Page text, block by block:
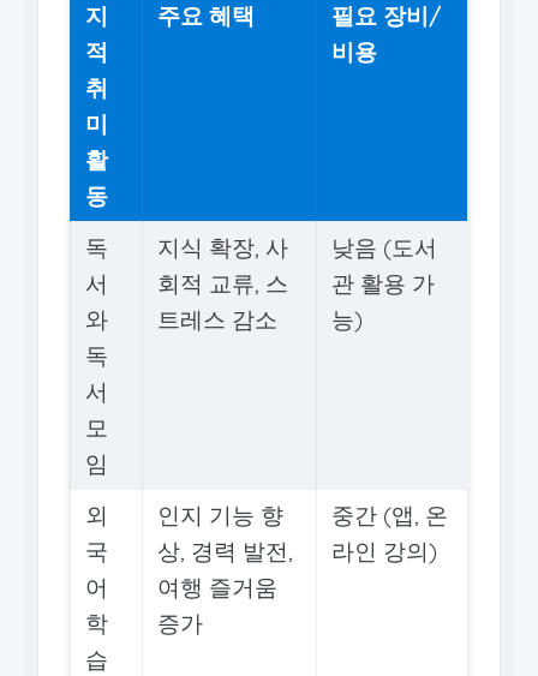
지
적
취
미
활
동
주요 혜택
필요 장비/
비용
독
서
와
독
서
모
임
지식 확장, 사
회적 교류, 스
트레스 감소
낮음 (도서
관 활용 가
능)
외
국
어
학
습
인지 기능 향
상, 경력 발전,
여행 즐거움
증가
중간 (앱, 온
라인 강의)